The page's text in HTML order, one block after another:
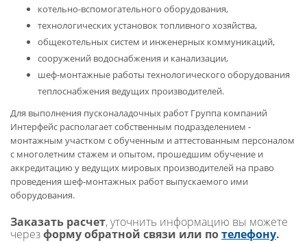
котельно-вспомогательного оборудования,
технологических установок топливного хозяйства,
общекотельных систем и инженерных коммуникаций,
сооружений водоснабжения и канализации,
шеф-монтажные работы технологического оборудования
теплоснабжения ведущих производителей.
Для выполнения пусконаладочных работ Группа компаний
Интерфейс располагает собственным подразделением -
монтажным участком с обученным и аттестованным персоналом
с многолетним стажем и опытом, прошедшим обучение и
аккредитацию у ведущих мировых производителей на право
проведения шеф-монтажных работ выпускаемого ими
оборудования.
Заказать расчет, уточнить информацию вы можете
черезформу обратной связи или потелефону.